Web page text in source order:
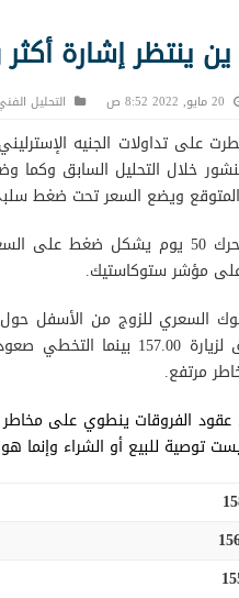
إشارة أكثر وضوحاً
20 مايو, 2022 8:52 ص التحليل
على تداولات الجنيه
السعر تحت ضغط سلبي لإستهداف 157.85 مسجلاً
فنياً المتوسط المتحرك 50 يوم
مؤشر ستوكاستيك.
مرتفع.
عقود الفروقات ينطوي على
توصية للبيع أو الشراء وإنما